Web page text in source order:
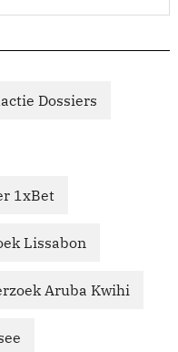
Dossiers
1xBet
Lissabon
Aruba Kwihi